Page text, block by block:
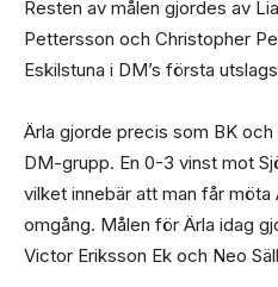
Resten av målen gjordes av
Pettersson och Christopher
Eskilstuna i DM’s första
Ärla gjorde precis som BK
DM-grupp. En 0-3 vinst mot
vilket innebär att man får möta
omgång. Målen för Ärla idag
Victor Eriksson Ek och Neo